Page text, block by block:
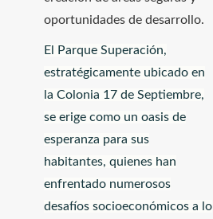
oportunidades de desarrollo.
El Parque Superación,
estratégicamente ubicado en
la Colonia 17 de Septiembre,
se erige como un oasis de
esperanza para sus
habitantes, quienes han
enfrentado numerosos
desafíos socioeconómicos a lo